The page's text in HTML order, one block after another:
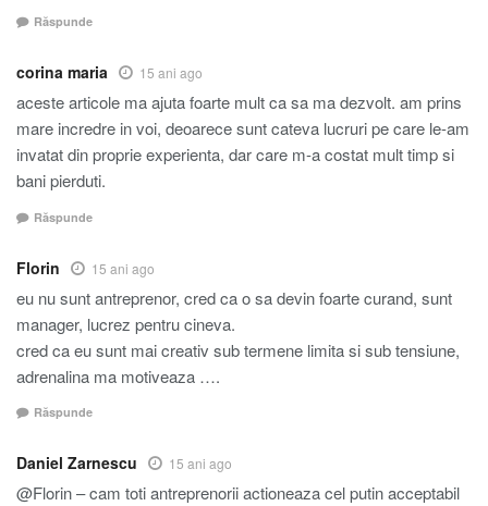
Răspunde
corina maria 15 ani ago
aceste articole ma ajuta foarte mult ca sa ma dezvolt. am prins
mare incredre in voi, deoarece sunt cateva lucruri pe care le-am
invatat din proprie experienta, dar care m-a costat mult timp si
bani pierduti.
Răspunde
Florin 15 ani ago
eu nu sunt antreprenor, cred ca o sa devin foarte curand, sunt
manager, lucrez pentru cineva.
cred ca eu sunt mai creativ sub termene limita si sub tensiune,
adrenalina ma motiveaza ….
Răspunde
Daniel Zarnescu 15 ani ago
@Florin – cam toti antreprenorii actioneaza cel putin acceptabil